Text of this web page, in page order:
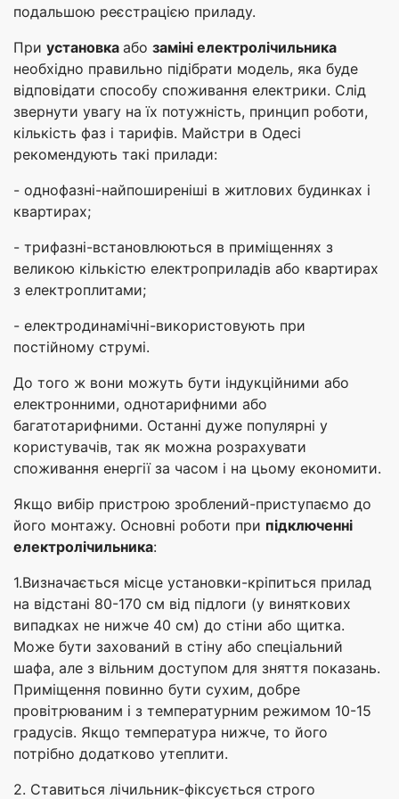
подальшою реєстрацією приладу.
При установка або заміні електролічильника
необхідно правильно підібрати модель, яка буде
відповідати способу споживання електрики. Слід
звернути увагу на їх потужність, принцип роботи,
кількість фаз і тарифів. Майстри в Одесі
рекомендують такі прилади:
- однофазні-найпоширеніші в житлових будинках і
квартирах;
- трифазні-встановлюються в приміщеннях з
великою кількістю електроприладів або квартирах
з електроплитами;
- електродинамічні-використовують при
постійному струмі.
До того ж вони можуть бути індукційними або
електронними, однотарифними або
багатотарифними. Останні дуже популярні у
користувачів, так як можна розрахувати
споживання енергії за часом і на цьому економити.
Якщо вибір пристрою зроблений-приступаємо до
його монтажу. Основні роботи при підключенні
електролічильника:
1.Визначається місце установки-кріпиться прилад
на відстані 80-170 см від підлоги (у виняткових
випадках не нижче 40 см) до стіни або щитка.
Може бути захований в стіну або спеціальний
шафа, але з вільним доступом для зняття показань.
Приміщення повинно бути сухим, добре
провітрюваним і з температурним режимом 10-15
градусів. Якщо температура нижче, то його
потрібно додатково утеплити.
2. Ставиться лічильник-фіксується строго